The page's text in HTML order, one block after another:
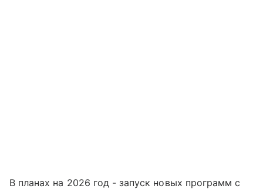
В планах на 2026 год - запуск новых программ с